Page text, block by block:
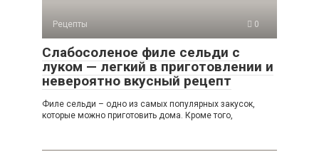
Рецепты 0
Слабосоленое филе сельди с
луком — легкий в приготовлении и
невероятно вкусный рецепт
Филе сельди – одно из самых популярных закусок,
которые можно приготовить дома. Кроме того,